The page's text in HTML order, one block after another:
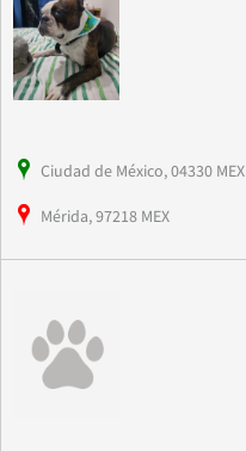
Ciudad de México, 04330 MEX
Mérida, 97218 MEX